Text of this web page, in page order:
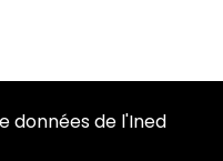
données de l'Ined